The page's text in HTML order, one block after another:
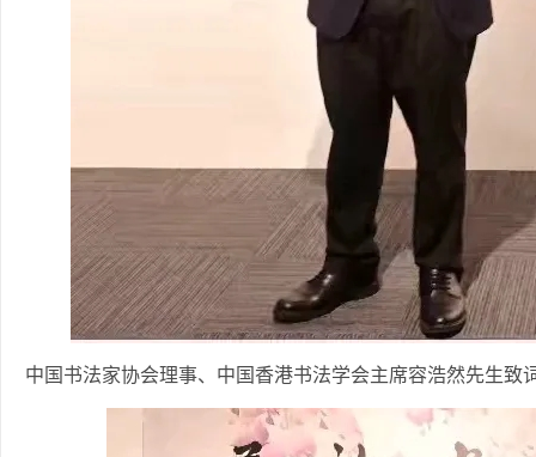
中国书法家协会理事、中国香港书法学会主席容浩然先生致